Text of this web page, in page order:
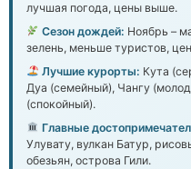
лучшая погода, цены выше.
Сезон дождей: Ноябрь –
зелень, меньше туристов,
Лучшие курорты: Кута
Дуа (семейный), Чангу
(спокойный).
Главные
Улувату, вулкан Батур,
обезьян, острова Гили.